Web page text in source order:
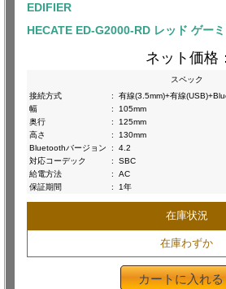
EDIFIER
HECATE ED-G2000-RD レッド ゲー
ネット価格：
スペック
接続方式
:
有線(3.5mm)+有線
幅
:
105mm
奥行
:
125mm
高さ
:
130mm
Bluetoothバージョン
:
4.2
対応コーデック
:
SBC
給電方法
:
AC
保証期間
: 1年
在庫状況
在庫わずか
カートに入れる